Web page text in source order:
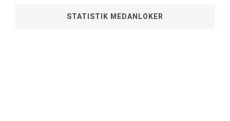
STATISTIK MEDANLOKER